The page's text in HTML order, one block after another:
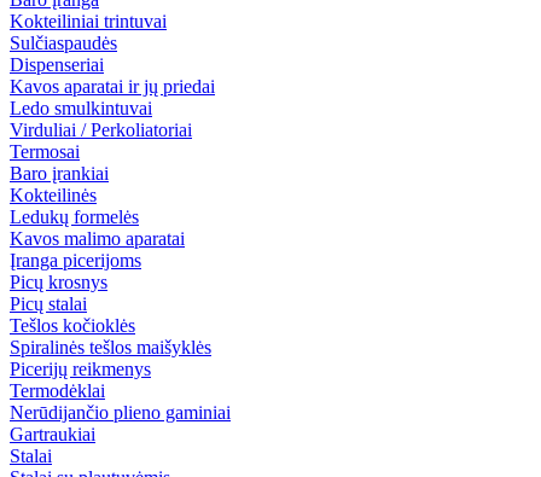
Kokteiliniai trintuvai
Sulčiaspaudės
Dispenseriai
Kavos aparatai ir jų priedai
Ledo smulkintuvai
Virduliai / Perkoliatoriai
Termosai
Baro įrankiai
Kokteilinės
Ledukų formelės
Kavos malimo aparatai
Įranga picerijoms
Picų krosnys
Picų stalai
Tešlos kočioklės
Spiralinės tešlos maišyklės
Picerijų reikmenys
Termodėklai
Nerūdijančio plieno gaminiai
Gartraukiai
Stalai